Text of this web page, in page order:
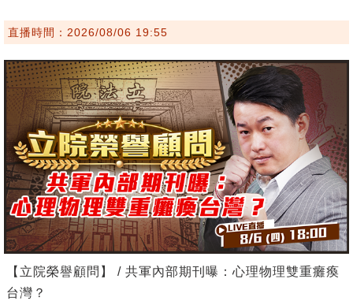
直播時間：2026/08/06 19:55
【立院榮譽顧問】 / 共軍內部期刊曝：心理物理雙重癱瘓
台灣？